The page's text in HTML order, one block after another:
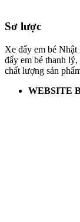
Sơ lược
Xe đẩy em bé Nhật
đẩy em bé thanh
chất lượng sản
WEBSITE